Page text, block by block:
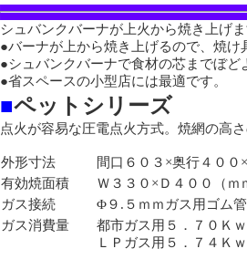
シュバンクバーナが上火から焼き上げま
●バーナが上から焼き上げるので、焼け
●シュバンクバーナで食材の芯までぼど
●省スペースの小型店には最適です。
■ペットシリーズ
点火が容易な圧電点火方式。焼網の高
外形寸法
間口６０３×奥行４００
有効焼面積
Ｗ３３０×Ｄ４００（ｍ
ガス接続
Φ９.５ｍｍガス用ゴム管
ガス消費量
都市ガス用５．７０Ｋ
ＬＰガス用５．７４Ｋ